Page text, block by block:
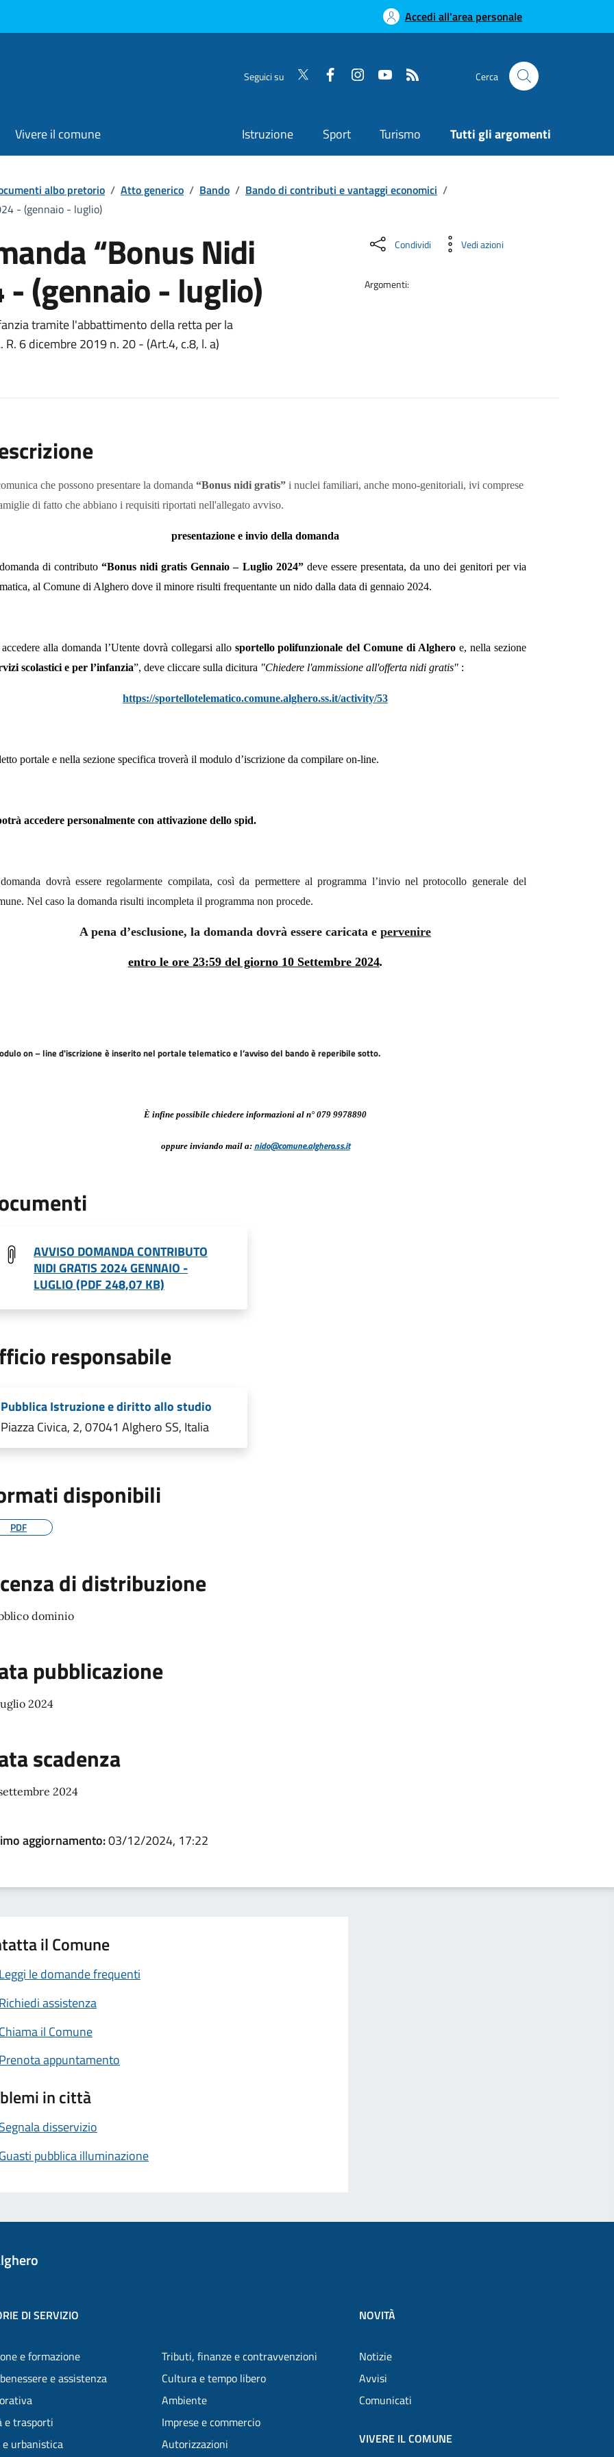
Accedi all'area personale
Seguici su Cerca
Vivere il comune Istruzione Sport Turismo Tutti gli argomenti
albo pretorio / Atto generico / Bando / Bando di contributi e vantaggi economici /
- (gennaio - luglio)
“Bonus Nidi
- (gennaio - luglio)
tramite l'abbattimento della retta per la
6 dicembre 2019 n. 20 - (Art.4, c.8, l. a)
Condividi Vedi azioni
Argomenti:
che possono presentare la domanda “Bonus nidi gratis” i nuclei familiari, anche mono-genitoriali, ivi comprese
di fatto che abbiano i requisiti riportati nell'allegato avviso.
presentazione e invio della domanda
di contributo “Bonus nidi gratisGennaio – Luglio 2024”deve essere presentata, da uno dei genitori per via
al Comune di Alghero dove il minore risulti frequentante un nido dalla data di gennaio 2024.
accedere alla domanda l’Utente dovrà collegarsi allo sportello polifunzionaledelComune di Alghero e,nella sezione
scolastici e per l’infanzia”, deve cliccare sulla dicitura "Chiedere l'ammissione all'offerta nidi gratis" :
https://sportellotelematico.comune.alghero.ss.it/activity/53
portale e nella sezione specifica troverà il modulo d’iscrizione da compilare on-line.
accedere personalmente con attivazione dello spid.
dovrà essere regolarmente compilata, così da permettere al programma l’invio nel protocollo generale del
Nel caso la domanda risulti incompleta il programma non procede.
Apena d’esclusione, la domanda dovrà essere caricata e pervenire
entro le ore 23:59 del giorno 10 Settembre 2024.
on – lined'iscrizione èinseritonel portale telematico e l’avviso del bando è reperibile sotto.
È infine possibile chiedere informazioni al n° 079 9978890
oppure inviando mail a: nido@comune.alghero.ss.it
AVVISO DOMANDA CONTRIBUTO
NIDI GRATIS 2024 GENNAIO -
LUGLIO (PDF 248,07 KB)
responsabile
Pubblica Istruzione e diritto allo studio
Piazza Civica, 2, 07041 Alghero SS, Italia
disponibili
PDF
di distribuzione
dominio
pubblicazione
2024
scadenza
2024
aggiornamento:03/12/2024, 17:22
il Comune
le domande frequenti
assistenza
il Comune
appuntamento
in città
disservizio
pubblica illuminazione
DI SERVIZIO
e formazione
e assistenza
e trasporti
urbanistica
Tributi, finanze e contravvenzioni
Cultura e tempo libero
Ambiente
Imprese e commercio
Autorizzazioni
NOVITÀ
Notizie
Avvisi
Comunicati
VIVERE IL COMUNE